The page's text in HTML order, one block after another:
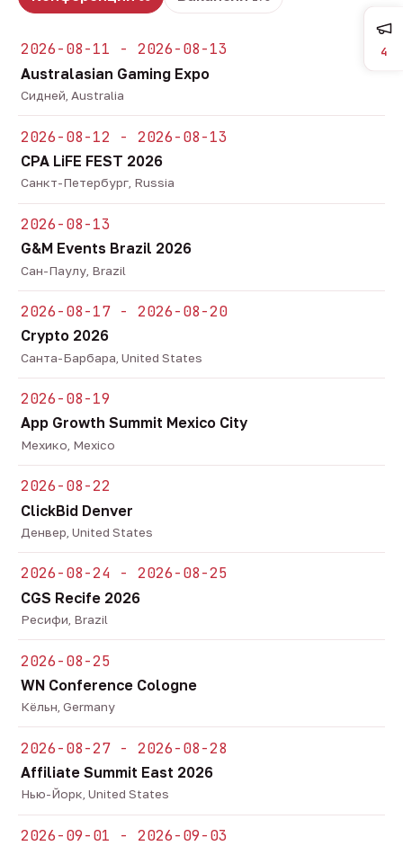
2026-08-11 - 2026-08-13
Australasian Gaming Expo
Сидней, Australia
2026-08-12 - 2026-08-13
CPA LiFE FEST 2026
Санкт-Петербург, Russia
2026-08-13
G&M Events Brazil 2026
Сан-Паулу, Brazil
2026-08-17 - 2026-08-20
Crypto 2026
Санта-Барбара, United States
2026-08-19
App Growth Summit Mexico City
Мехико, Mexico
2026-08-22
ClickBid Denver
Денвер, United States
2026-08-24 - 2026-08-25
CGS Recife 2026
Ресифи, Brazil
2026-08-25
WN Conference Cologne
Кёльн, Germany
2026-08-27 - 2026-08-28
Affiliate Summit East 2026
Нью-Йорк, United States
2026-09-01 - 2026-09-03
4